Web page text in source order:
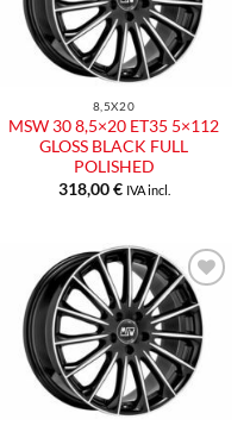
desideri
8,5X20
MSW 30 8,5×20 ET35 5×112
GLOSS BLACK FULL
POLISHED
318,00€ IVA incl.
Aggiungi
alla lista
dei
desideri